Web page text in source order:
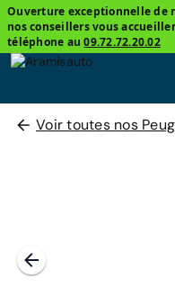
Ouverture exceptionnelle de
nos conseillers vous
téléphone au09.72.72.20.02
Voir toutes nos